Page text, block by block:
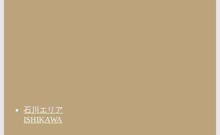
石川エリア
ISHIKAWA